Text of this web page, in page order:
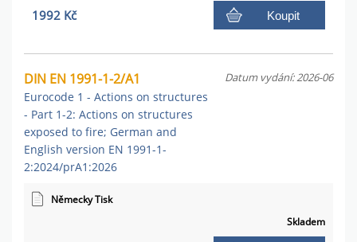
1992 Kč Koupit
DIN EN 1991-1-2/A1
Eurocode 1 - Actions on structures
- Part 1-2: Actions on structures
exposed to fire; German and
English version EN 1991-1-
2:2024/prA1:2026
Datum vydání: 2026-06
Německy Tisk
Skladem